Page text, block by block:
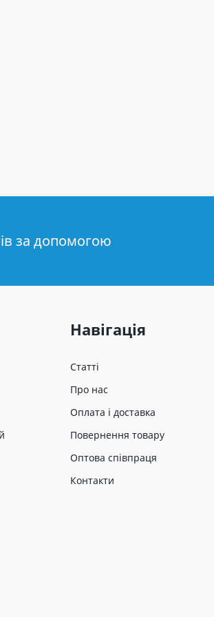
за допомогою
Навігація
Статті
Про нас
Оплата і доставка
Повернення товару
Оптова співпраця
Контакти